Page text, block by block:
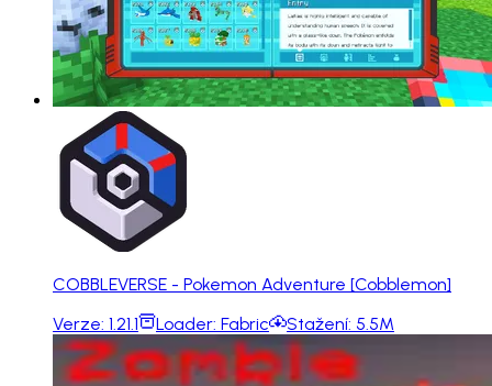
COBBLEVERSE - Pokemon Adventure [Cobblemon]
Verze: 1.21.1 Loader: Fabric Stažení: 5.5M